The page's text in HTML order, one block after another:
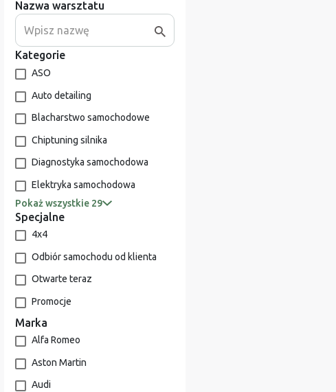
Nazwa warsztatu
Kategorie
ASO
Auto detailing
Blacharstwo samochodowe
Chiptuning silnika
Diagnostyka samochodowa
Elektryka samochodowa
Pokaż wszystkie 29
Specjalne
4x4
Odbiór samochodu od klienta
Otwarte teraz
Promocje
Marka
Alfa Romeo
Aston Martin
Audi